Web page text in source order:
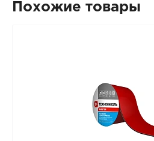
Похожие товары